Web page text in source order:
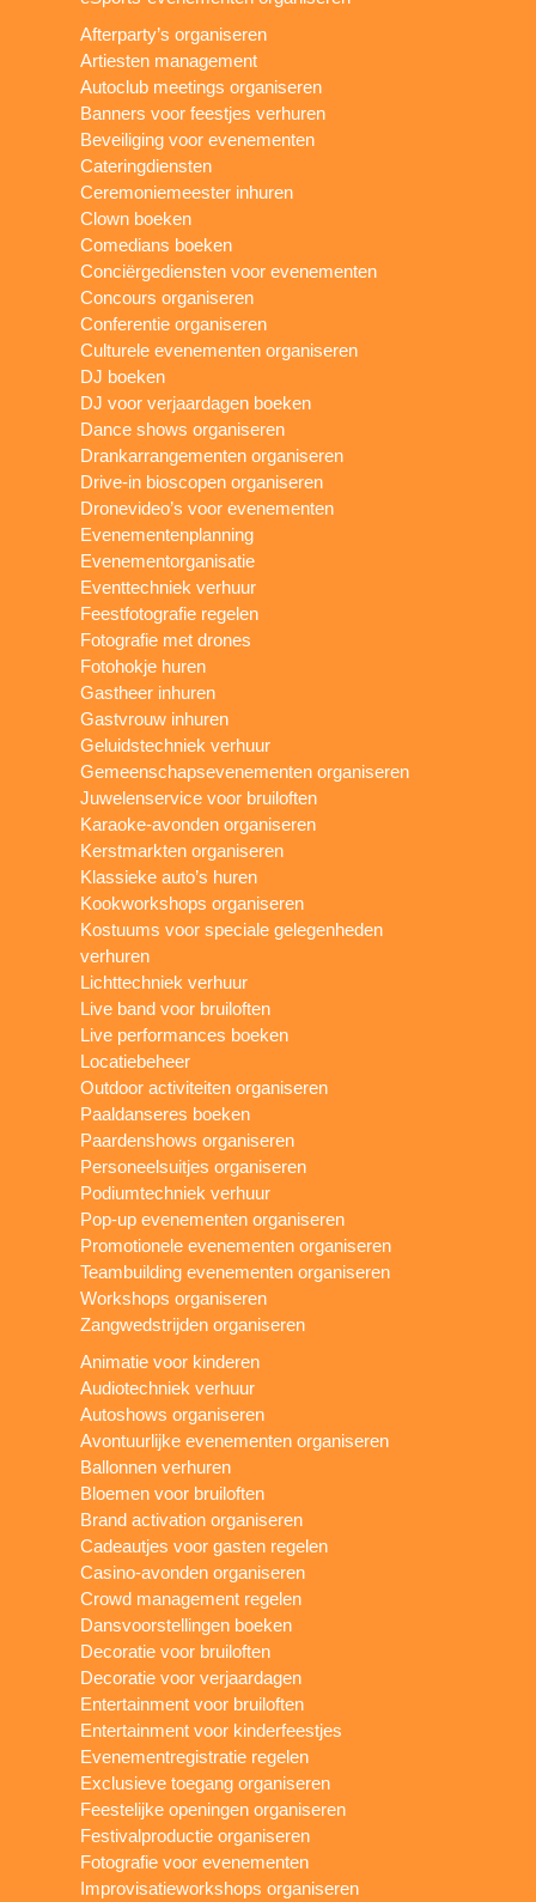
Afterparty’s organiseren
Artiesten management
Autoclub meetings organiseren
Banners voor feestjes verhuren
Beveiliging voor evenementen
Cateringdiensten
Ceremoniemeester inhuren
Clown boeken
Comedians boeken
Conciërgediensten voor evenementen
Concours organiseren
Conferentie organiseren
Culturele evenementen organiseren
DJ boeken
DJ voor verjaardagen boeken
Dance shows organiseren
Drankarrangementen organiseren
Drive-in bioscopen organiseren
Dronevideo’s voor evenementen
Evenementenplanning
Evenementorganisatie
Eventtechniek verhuur
Feestfotografie regelen
Fotografie met drones
Fotohokje huren
Gastheer inhuren
Gastvrouw inhuren
Geluidstechniek verhuur
Gemeenschapsevenementen organiseren
Juwelenservice voor bruiloften
Karaoke-avonden organiseren
Kerstmarkten organiseren
Klassieke auto’s huren
Kookworkshops organiseren
Kostuums voor speciale gelegenheden
verhuren
Lichttechniek verhuur
Live band voor bruiloften
Live performances boeken
Locatiebeheer
Outdoor activiteiten organiseren
Paaldanseres boeken
Paardenshows organiseren
Personeelsuitjes organiseren
Podiumtechniek verhuur
Pop-up evenementen organiseren
Promotionele evenementen organiseren
Teambuilding evenementen organiseren
Workshops organiseren
Zangwedstrijden organiseren
Animatie voor kinderen
Audiotechniek verhuur
Autoshows organiseren
Avontuurlijke evenementen organiseren
Ballonnen verhuren
Bloemen voor bruiloften
Brand activation organiseren
Cadeautjes voor gasten regelen
Casino-avonden organiseren
Crowd management regelen
Dansvoorstellingen boeken
Decoratie voor bruiloften
Decoratie voor verjaardagen
Entertainment voor bruiloften
Entertainment voor kinderfeestjes
Evenementregistratie regelen
Exclusieve toegang organiseren
Feestelijke openingen organiseren
Festivalproductie organiseren
Fotografie voor evenementen
Improvisatieworkshops organiseren